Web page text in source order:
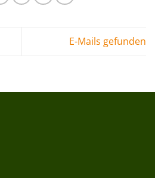
E-Mails gefunden